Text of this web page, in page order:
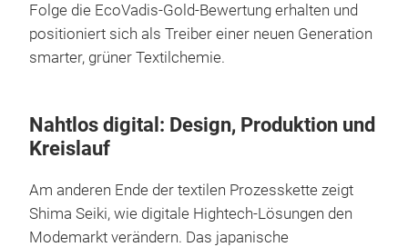
Folge die EcoVadis-Gold-Bewertung erhalten und
positioniert sich als Treiber einer neuen Generation
smarter, grüner Textilchemie.
Nahtlos digital: Design, Produktion und
Kreislauf
Am anderen Ende der textilen Prozesskette zeigt
Shima Seiki, wie digitale Hightech-Lösungen den
Modemarkt verändern. Das japanische